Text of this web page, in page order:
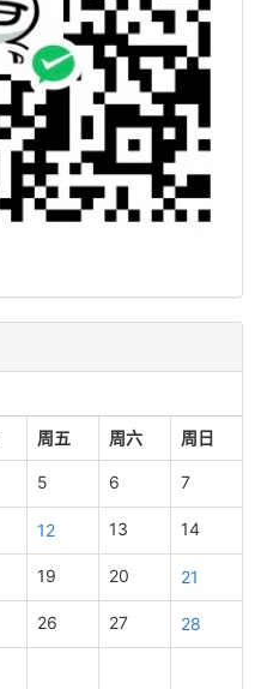
周五 周六 周日
5 6 7
12 13 14
19 20 21
26 27 28